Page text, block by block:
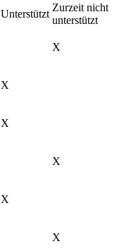
Unterstützt
Zurzeit nicht
unterstützt
X
X
X
X
X
X